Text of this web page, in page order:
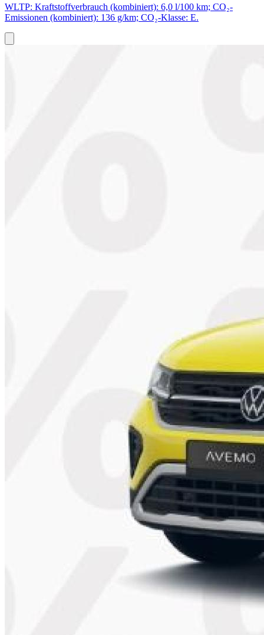
WLTP: Kraftstoffverbrauch (kombiniert): 6,0 l/100 km; CO₂-
Emissionen (kombiniert): 136 g/km; CO₂-Klasse: E.